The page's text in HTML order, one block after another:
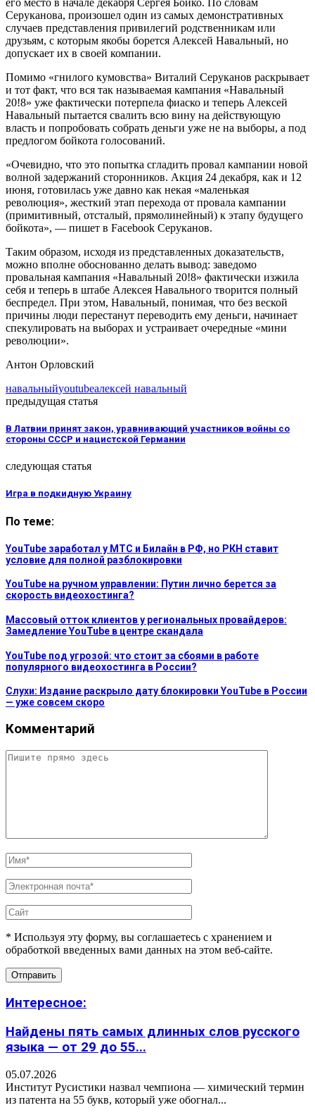
Серуканова, произошел один из самых демонстративных
случаев представления привилегий родственникам или
друзьям, с которым якобы борется Алексей Навальный, но
допускает их в своей компании.
Помимо «гнилого кумовства» Виталий Серуканов раскрывает
и тот факт, что вся так называемая кампания «Навальный
20!8» уже фактически потерпела фиаско и теперь Алексей
Навальный пытается свалить всю вину на действующую
власть и попробовать собрать деньги уже не на выборы, а под
предлогом бойкота голосований.
«Очевидно, что это попытка сгладить провал кампании новой
волной задержаний сторонников. Акция 24 декабря, как и 12
июня, готовилась уже давно как некая «маленькая
революция», жесткий этап перехода от провала кампании
(примитивный, отсталый, прямолинейный) к этапу будущего
бойкота», — пишет в Facebook Серуканов.
Таким образом, исходя из представленных доказательств,
можно вполне обоснованно делать вывод: заведомо
провальная кампания «Навальный 20!8» фактически изжила
себя и теперь в штабе Алексея Навального творится полный
беспредел. При этом, Навальный, понимая, что без веской
причины люди перестанут переводить ему деньги, начинает
спекулировать на выборах и устраивает очередные «мини
революции».
Антон Орловский
навальныйyoutubeалексей навальный
предыдущая статья
В Латвии принят закон, уравнивающий участников войны со
стороны СССР и нацистской Германии
следующая статья
Игра в подкидную Украину
По теме:
YouTube заработал у МТС и Билайн в РФ, но РКН ставит
условие для полной разблокировки
YouTube на ручном управлении: Путин лично берется за
скорость видеохостинга?
Массовый отток клиентов у региональных провайдеров:
Замедление YouTube в центре скандала
YouTube под угрозой: что стоит за сбоями в работе
популярного видеохостинга в России?
Слухи: Издание раскрыло дату блокировки YouTube в России
— уже совсем скоро
Комментарий
* Используя эту форму, вы соглашаетесь с хранением и
обработкой введенных вами данных на этом веб-сайте.
Интересное:
Найдены пять самых длинных слов русского
языка — от 29 до 55...
05.07.2026
Институт Русистики назвал чемпиона — химический термин
из патента на 55 букв, который уже обогнал...